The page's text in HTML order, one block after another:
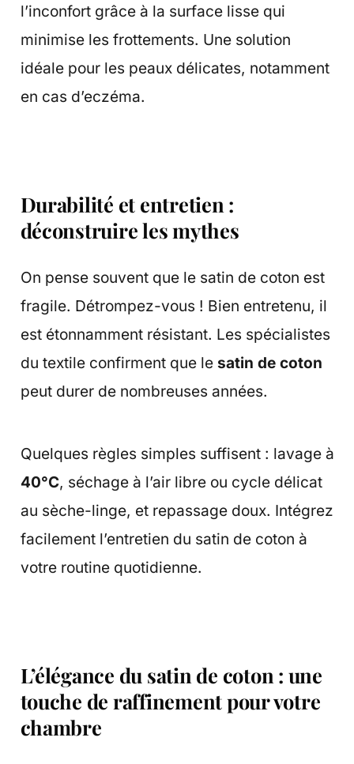
l’inconfort grâce à la surface lisse qui
minimise les frottements. Une solution
idéale pour les peaux délicates, notamment
en cas d’eczéma.
Durabilité et entretien :
déconstruire les mythes
On pense souvent que le satin de coton est
fragile. Détrompez-vous ! Bien entretenu, il
est étonnamment résistant. Les spécialistes
du textile confirment que le satin de coton
peut durer de nombreuses années.
Quelques règles simples suffisent : lavage à
40°C, séchage à l’air libre ou cycle délicat
au sèche-linge, et repassage doux. Intégrez
facilement l’entretien du satin de coton à
votre routine quotidienne.
L’élégance du satin de coton : une
touche de raffinement pour votre
chambre